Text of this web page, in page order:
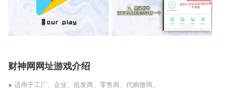
财神网网址游戏介绍
● 适用于工厂、企业、批发商、零售商、代购微商。